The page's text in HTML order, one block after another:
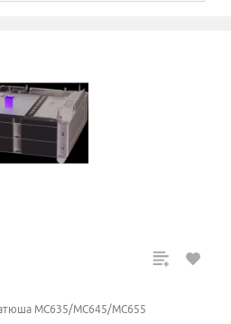
MC635/MC645/MC655